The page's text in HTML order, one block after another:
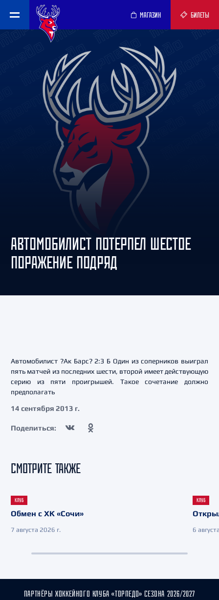
МАГАЗИН БИЛЕТЫ
АВТОМОБИЛИСТ ПОТЕРПЕЛ ШЕСТОЕ
ПОРАЖЕНИЕ ПОДРЯД
Автомобилист ?Ак Барс? 2:3 Б Один из соперников выиграл
пять матчей из последних шести, второй имеет действующую
серию из пяти проигрышей. Такое сочетание должно
предполагать
14 сентября 2013 г.
Поделиться:
СМОТРИТЕ ТАКЖЕ
КЛУБ
Обмен с ХК «Сочи»
7 августа 2026 г.
КЛУБ
6
ПАРТНЁРЫ ХОККЕЙНОГО КЛУБА «ТОРПЕДО» СЕЗОНА 2026/2027